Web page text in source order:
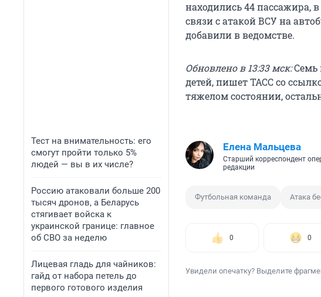
Тест на внимательность: его
смогут пройти только 5%
людей — вы в их числе?
Россию атаковали больше 200
тысяч дронов, а Беларусь
стягивает войска к
украинской границе: главное
об СВО за неделю
Лицевая гладь для чайников:
гайд от набора петель до
первого готового изделия
находились 44 пассажира,
связи с атакой ВСУ на
добавили в ведомстве.
Обновлено в 13:33 мск:Семь
детей, пишет ТАСС со
тяжелом состоянии,
Елена Мальцева
Старший корреспондент
редакции
Футбольная команда Атака
0 0
Увидели опечатку? Выделите